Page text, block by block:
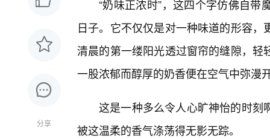
分享
“奶味正浓时”，这四个字仿佛自
日子。它不仅仅是对一种味道的形容
清晨的第一缕阳光透过窗帘的缝隙，
一股浓郁而醇厚的奶香便在空气中弥漫
这是一种多么令人心旷神怡的时刻
被这温柔的香气涤荡得无影无踪。